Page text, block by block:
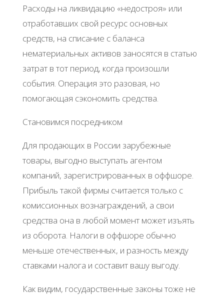
Расходы на ликвидацию «недостроя» или
отработавших свой ресурс основных
средств, на списание с баланса
нематериальных активов заносятся в статью
затрат в тот период, когда произошли
события. Операция это разовая, но
помогающая сэкономить средства.
Становимся посредником
Для продающих в России зарубежные
товары, выгодно выступать агентом
компаний, зарегистрированных в оффшоре.
Прибыль такой фирмы считается только с
комиссионных вознаграждений, а свои
средства она в любой момент может изъять
из оборота. Налоги в оффшоре обычно
меньше отечественных, и разность между
ставками налога и составит вашу выгоду.
Как видим, государственные законы тоже не